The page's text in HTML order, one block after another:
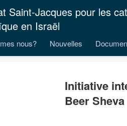
Saint-Jacques pour les
en Israël
nous? Nouvelles
Initiative
Beer Sheva